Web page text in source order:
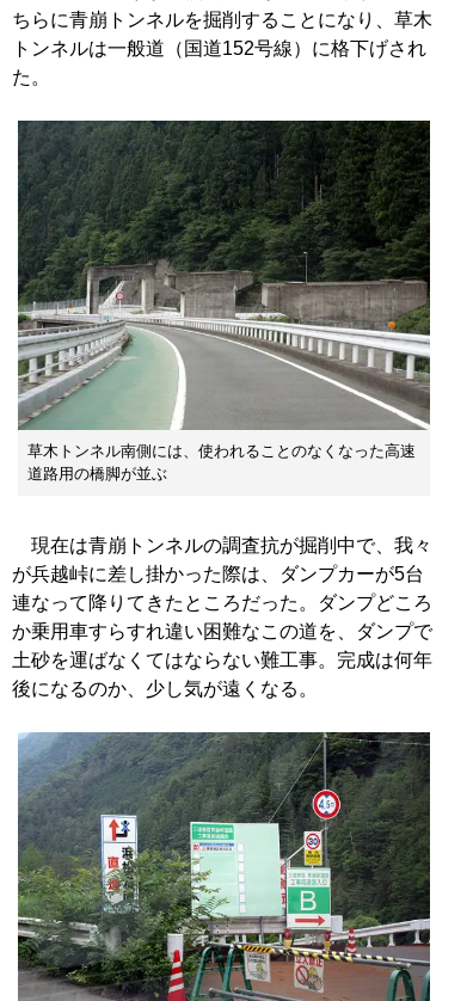
ちらに青崩トンネルを掘削することになり、草木
トンネルは一般道（国道152号線）に格下げされ
た。
草木トンネル南側には、使われることのなくなった高速
道路用の橋脚が並ぶ
現在は青崩トンネルの調査抗が掘削中で、我々
が兵越峠に差し掛かった際は、ダンプカーが5台
連なって降りてきたところだった。ダンプどころ
か乗用車すらすれ違い困難なこの道を、ダンプで
土砂を運ばなくてはならない難工事。完成は何年
後になるのか、少し気が遠くなる。